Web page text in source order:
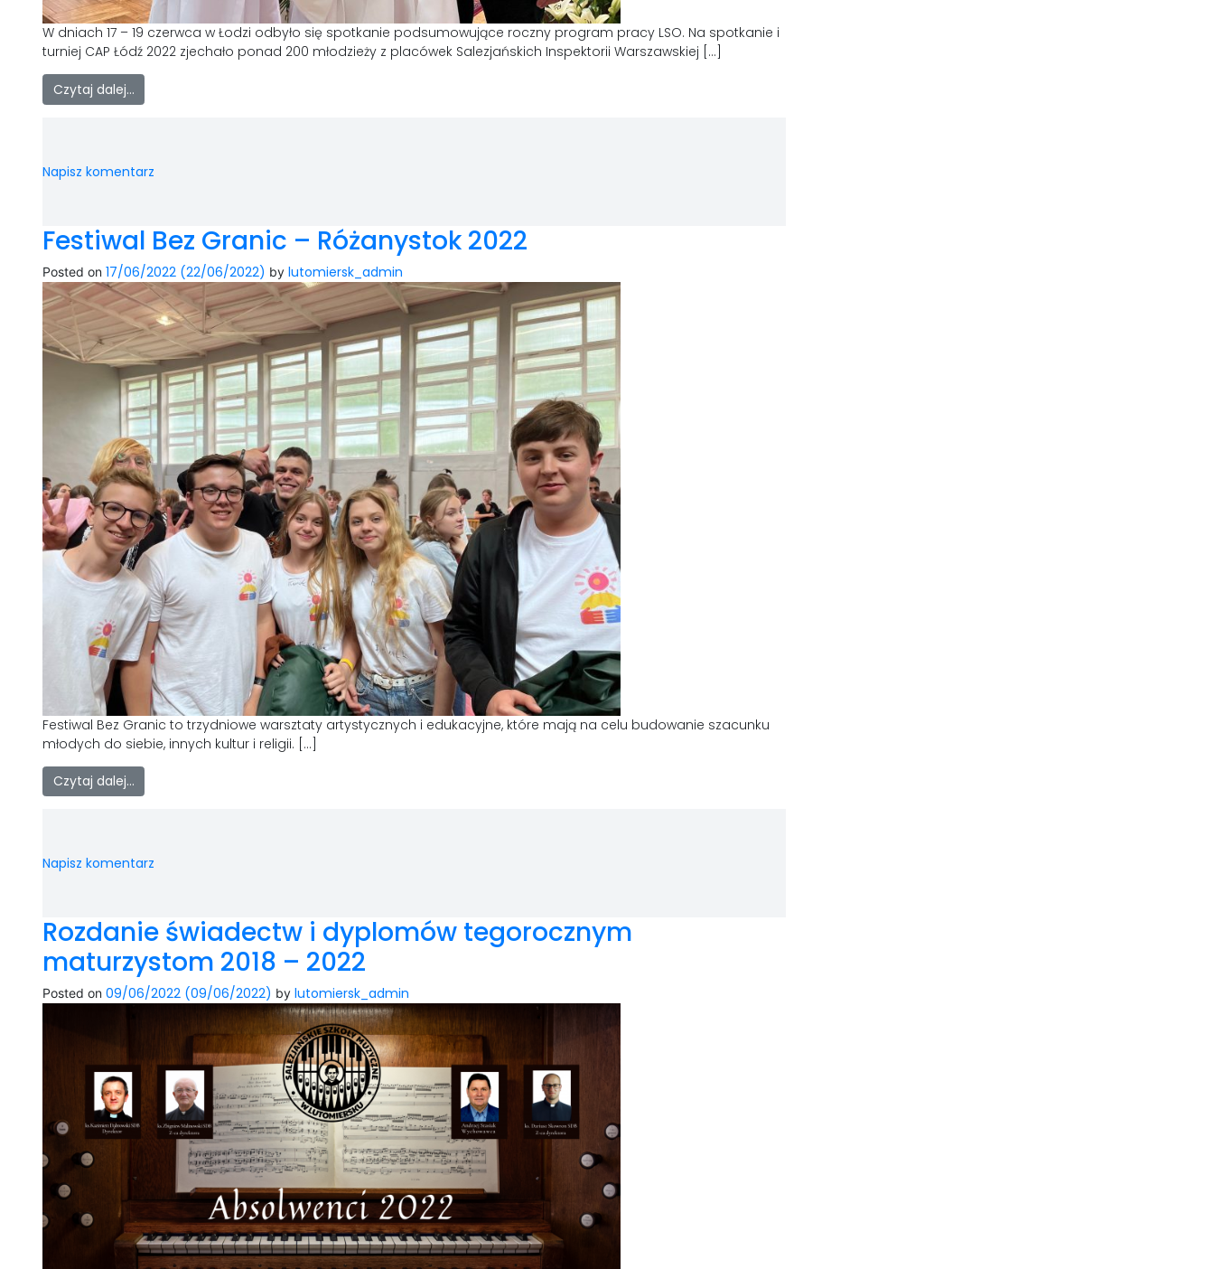
W dniach 17 – 19 czerwca w Łodzi odbyło się spotkanie podsumowujące roczny program pracy LSO. Na spotkanie i
turniej CAP Łódź 2022 zjechało ponad 200 młodzieży z placówek Salezjańskich Inspektorii Warszawskiej […]
Czytaj dalej…
Napisz komentarz
Festiwal Bez Granic – Różanystok 2022
Posted on 17/06/2022 (22/06/2022) by lutomiersk_admin
Festiwal Bez Granic to trzydniowe warsztaty artystycznych i edukacyjne, które mają na celu budowanie szacunku
młodych do siebie, innych kultur i religii. […]
Czytaj dalej…
Napisz komentarz
Rozdanie świadectw i dyplomów tegorocznym
maturzystom 2018 – 2022
Posted on 09/06/2022 (09/06/2022) by lutomiersk_admin